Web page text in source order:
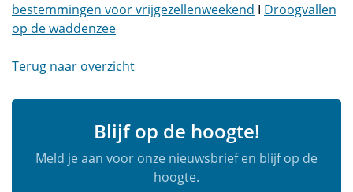
bestemmingen voor vrijgezellenweekend I Droogvallen
op de waddenzee
Terug naar overzicht
Blijf op de hoogte!
Meld je aan voor onze nieuwsbrief en blijf op de
hoogte.